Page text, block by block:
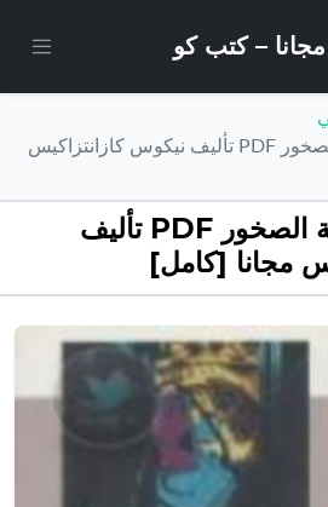
تحميل كتاب حديقة الصخور PDF تأليف نيكوس كازانتزاكيس
تحميل كتاب حديقة الصخور PDF تأليف
مجانا [كامل]